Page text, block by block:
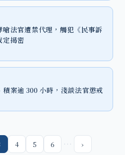
法官遭禁代理，觸犯《民事訴
定揭密
案逾 300 小時，淺談法官懲戒
4 5 6 … ›